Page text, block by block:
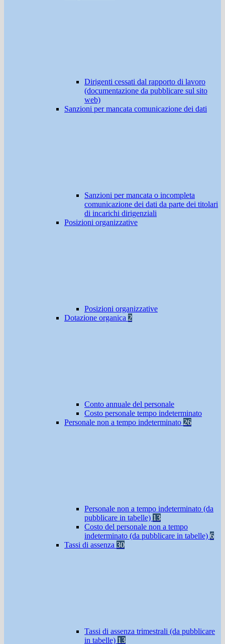
Dirigenti cessati dal rapporto di lavoro
(documentazione da pubblicare sul sito
web)
Sanzioni per mancata comunicazione dei dati
Sanzioni per mancata o incompleta
comunicazione dei dati da parte dei titolari
di incarichi dirigenziali
Posizioni organizzative
Posizioni organizzative
Dotazione organica 2
Conto annuale del personale
Costo personale tempo indeterminato
Personale non a tempo indeterminato 26
Personale non a tempo indeterminato (da
pubblicare in tabelle) 13
Costo del personale non a tempo
indeterminato (da pubblicare in tabelle) 6
Tassi di assenza 30
Tassi di assenza trimestrali (da pubblicare
in tabelle) 13